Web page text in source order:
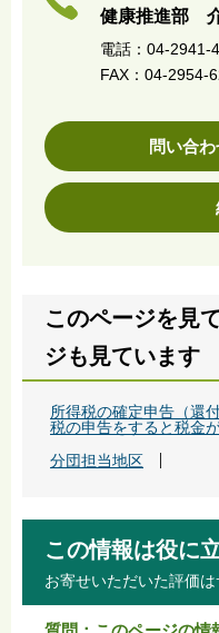
健康推進部
電話：04-2941-
FAX：04-2954-
問い合
このページを見
ジも見ています
所得税の確定申告（還
税の申告をすると税金
分団担当地区
この情報は役に
お寄せいただいた評価